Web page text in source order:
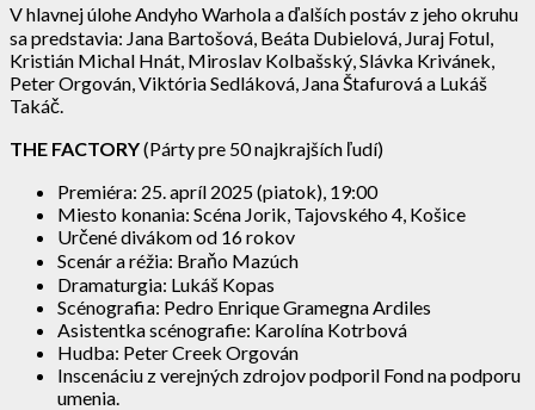
V hlavnej úlohe Andyho Warhola a ďalších postáv z jeho okruhu
sa predstavia: Jana Bartošová, Beáta Dubielová, Juraj Fotul,
Kristián Michal Hnát, Miroslav Kolbašský, Slávka Krivánek,
Peter Orgován, Viktória Sedláková, Jana Štafurová a Lukáš
Takáč.
THE FACTORY(Párty pre 50 najkrajších ľudí)
Premiéra: 25. apríl 2025 (piatok), 19:00
Miesto konania: Scéna Jorik, Tajovského 4, Košice
Určené divákom od 16 rokov
Scenár a réžia: Braňo Mazúch
Dramaturgia: Lukáš Kopas
Scénografia: Pedro Enrique Gramegna Ardiles
Asistentka scénografie: Karolína Kotrbová
Hudba: Peter Creek Orgován
Inscenáciu z verejných zdrojov podporil Fond na podporu
umenia.